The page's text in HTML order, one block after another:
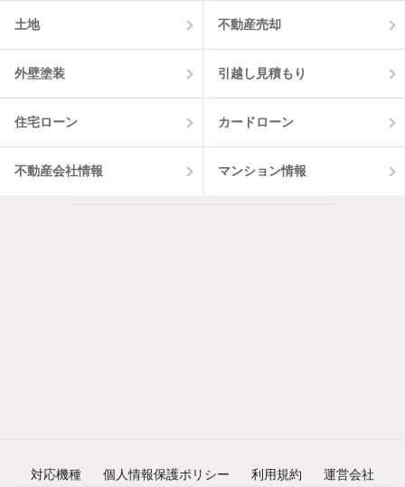
土地 不動産売却
外壁塗装 引越し見積もり
住宅ローン カードローン
不動産会社情報 マンション情報
対応機種 個人情報保護ポリシー 利用規約 運営会社